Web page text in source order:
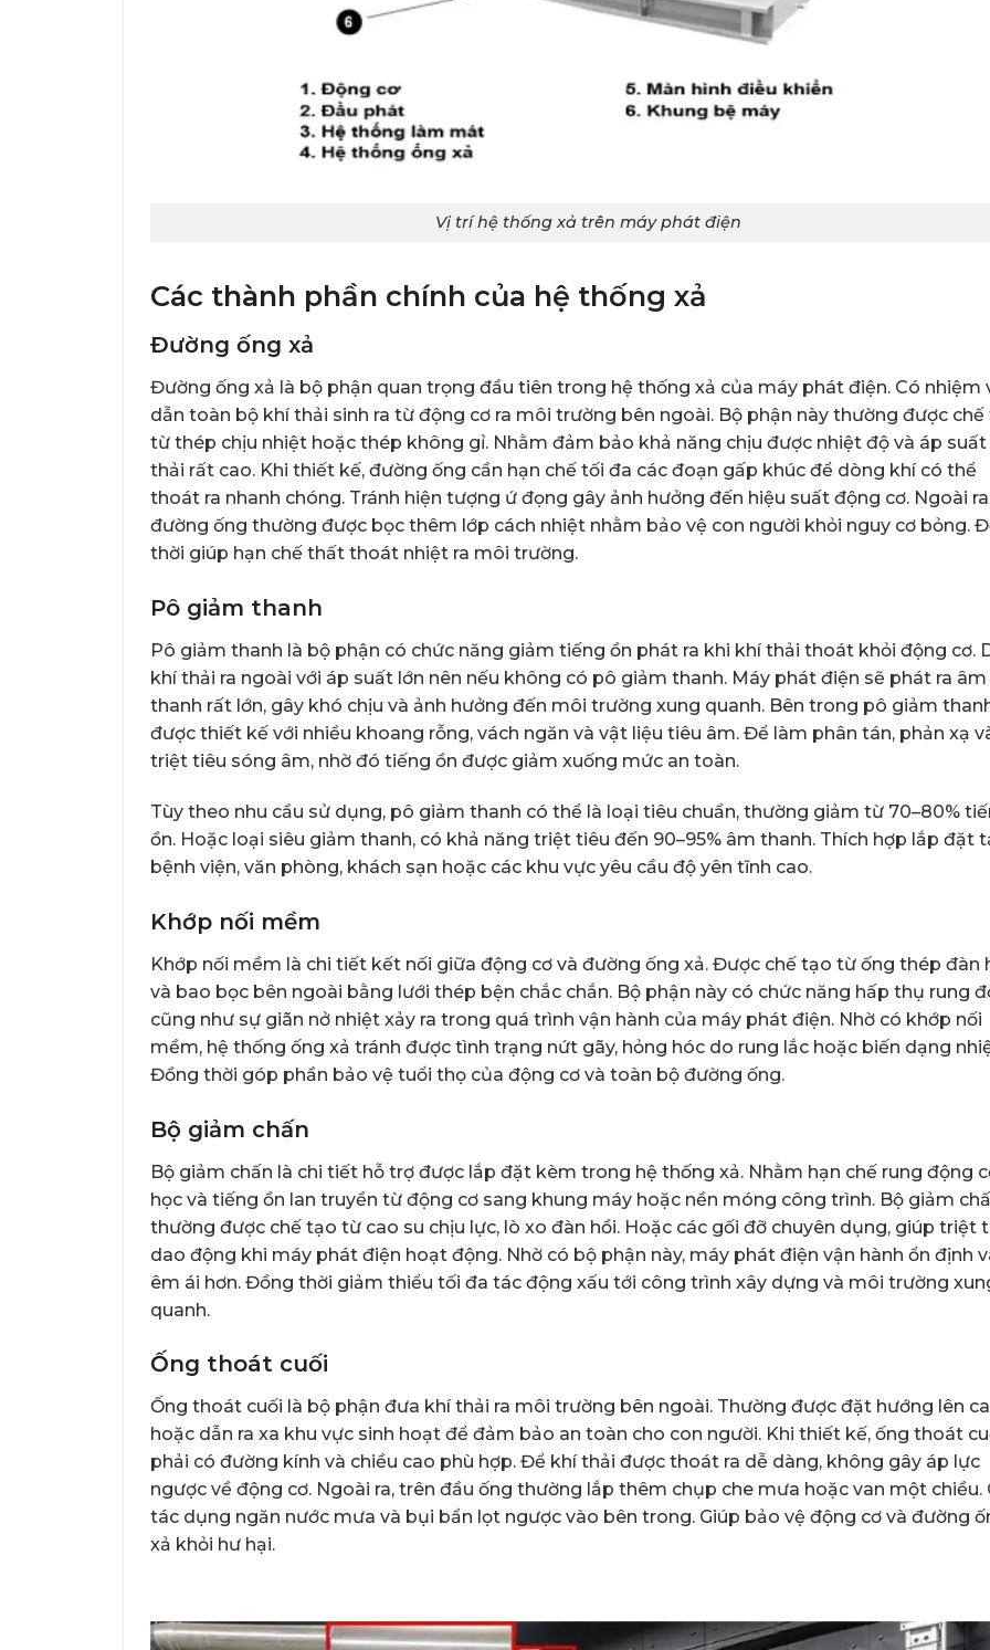
Vị trí hệ thống xả trên máy phát điện
Các thành phần chính của hệ thống xả
Đường ống xả
Đường ống xả là bộ phận quan trọng đầu tiên trong hệ thống xả của máy phát điện. Có nhiệm
dẫn toàn bộ khí thải sinh ra từ động cơ ra môi trường bên ngoài. Bộ phận này thường được chế
từ thép chịu nhiệt hoặc thép không gỉ. Nhằm đảm bảo khả năng chịu được nhiệt độ và áp
thải rất cao. Khi thiết kế, đường ống cần hạn chế tối đa các đoạn gấp khúc để dòng khí có thể
thoát ra nhanh chóng. Tránh hiện tượng ứ đọng gây ảnh hưởng đến hiệu suất động cơ. Ngoài
đường ống thường được bọc thêm lớp cách nhiệt nhằm bảo vệ con người khỏi nguy cơ bỏng.
thời giúp hạn chế thất thoát nhiệt ra môi trường.
Pô giảm thanh
Pô giảm thanh là bộ phận có chức năng giảm tiếng ồn phát ra khi khí thải thoát khỏi động cơ.
khí thải ra ngoài với áp suất lớn nên nếu không có pô giảm thanh. Máy phát điện sẽ phát ra âm
thanh rất lớn, gây khó chịu và ảnh hưởng đến môi trường xung quanh. Bên trong pô giảm
được thiết kế với nhiều khoang rỗng, vách ngăn và vật liệu tiêu âm. Để làm phân tán, phản xạ
triệt tiêu sóng âm, nhờ đó tiếng ồn được giảm xuống mức an toàn.
Tùy theo nhu cầu sử dụng, pô giảm thanh có thể là loại tiêu chuẩn, thường giảm từ 70–80%
ồn. Hoặc loại siêu giảm thanh, có khả năng triệt tiêu đến 90–95% âm thanh. Thích hợp lắp đặt
bệnh viện, văn phòng, khách sạn hoặc các khu vực yêu cầu độ yên tĩnh cao.
Khớp nối mềm
Khớp nối mềm là chi tiết kết nối giữa động cơ và đường ống xả. Được chế tạo từ ống thép đàn
và bao bọc bên ngoài bằng lưới thép bện chắc chắn. Bộ phận này có chức năng hấp thụ rung
cũng như sự giãn nở nhiệt xảy ra trong quá trình vận hành của máy phát điện. Nhờ có khớp nối
mềm, hệ thống ống xả tránh được tình trạng nứt gãy, hỏng hóc do rung lắc hoặc biến dạng
Đồng thời góp phần bảo vệ tuổi thọ của động cơ và toàn bộ đường ống.
Bộ giảm chấn
Bộ giảm chấn là chi tiết hỗ trợ được lắp đặt kèm trong hệ thống xả. Nhằm hạn chế rung động
học và tiếng ồn lan truyền từ động cơ sang khung máy hoặc nền móng công trình. Bộ giảm
thường được chế tạo từ cao su chịu lực, lò xo đàn hồi. Hoặc các gối đỡ chuyên dụng, giúp triệt
dao động khi máy phát điện hoạt động. Nhờ có bộ phận này, máy phát điện vận hành ổn định
êm ái hơn. Đồng thời giảm thiểu tối đa tác động xấu tới công trình xây dựng và môi trường
quanh.
Ống thoát cuối
Ống thoát cuối là bộ phận đưa khí thải ra môi trường bên ngoài. Thường được đặt hướng lên
hoặc dẫn ra xa khu vực sinh hoạt để đảm bảo an toàn cho con người. Khi thiết kế, ống thoát
phải có đường kính và chiều cao phù hợp. Để khí thải được thoát ra dễ dàng, không gây áp lực
ngược về động cơ. Ngoài ra, trên đầu ống thường lắp thêm chụp che mưa hoặc van một chiều.
tác dụng ngăn nước mưa và bụi bẩn lọt ngược vào bên trong. Giúp bảo vệ động cơ và đường
xả khỏi hư hại.